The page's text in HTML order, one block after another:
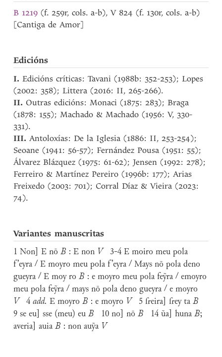
B 1219 (f. 259r, cols. a-b), V 824 (f. 130r, cols. a-b)
[Cantiga de Amor]
Edicións
I.Edicións críticas: Tavani (1988b: 352-253); Lopes
(2002: 358); Littera (2016: II, 265-266).
II. Outras edicións: Monaci (1875: 283); Braga
(1878: 155); Machado & Machado (1956: V, 330-
331).
III.Antoloxías: De la Iglesia (1886: II, 253-254);
Seoane (1941: 56-57); Fernández Pousa (1951: 55);
Álvarez Blázquez (1975: 61-62); Jensen (1992: 278);
Ferreiro & Martínez Pereiro (1996b: 177); Arias
Freixedo (2003: 701); Corral Díaz & Vieira (2023:
74).
Variantes manuscritas
1 Non] E nōB : E non V 3-4 E moiro meu pola
f’eyra / E moyro meu pola f’eyra / Mays nō pola deno
gueyra / E moy roB : e moyro meu pola feỹra / emoyro
meu pola feỹra / mays nō pola deno gueyra / e moyro
V 4add. E moyroB : e moyro V 5 freira] frey taB
9 se eu] sse (meu) euB 10 no] nōB 14 ũa] hunaB;
averia] auiaB : non auỹa V